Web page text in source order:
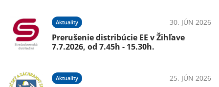
Aktuality 30. JÚN 2026
Prerušenie distribúcie EE v Žihľave
7.7.2026, od 7.45h - 15.30h.
Aktuality 25. JÚN 2026